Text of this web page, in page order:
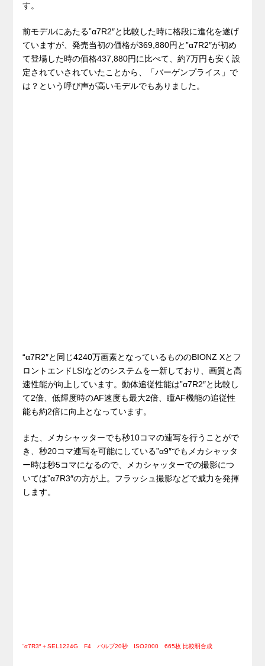
す。
前モデルにあたる”α7R2″と比較した時に格段に進化を遂げ
ていますが、発売当初の価格が369,880円と”α7R2″が初め
て登場した時の価格437,880円に比べて、約7万円も安く設
定されていされていたことから、「バーゲンプライス」で
は？という呼び声が高いモデルでもありました。
“α7R2″と同じ4240万画素となっているもののBIONZ Xとフ
ロントエンドLSIなどのシステムを一新しており、画質と高
速性能が向上しています。動体追従性能は”α7R2″と比較し
て2倍、低輝度時のAF速度も最大2倍、瞳AF機能の追従性
能も約2倍に向上となっています。
また、メカシャッターでも秒10コマの連写を行うことがで
き、秒20コマ連写を可能にしている”α9″でもメカシャッタ
ー時は秒5コマになるので、メカシャッターでの撮影につ
いては”α7R3″の方が上。フラッシュ撮影などで威力を発揮
します。
“α7R3″＋SEL1224G F4 バルブ20秒 ISO2000 665枚 比較明合成